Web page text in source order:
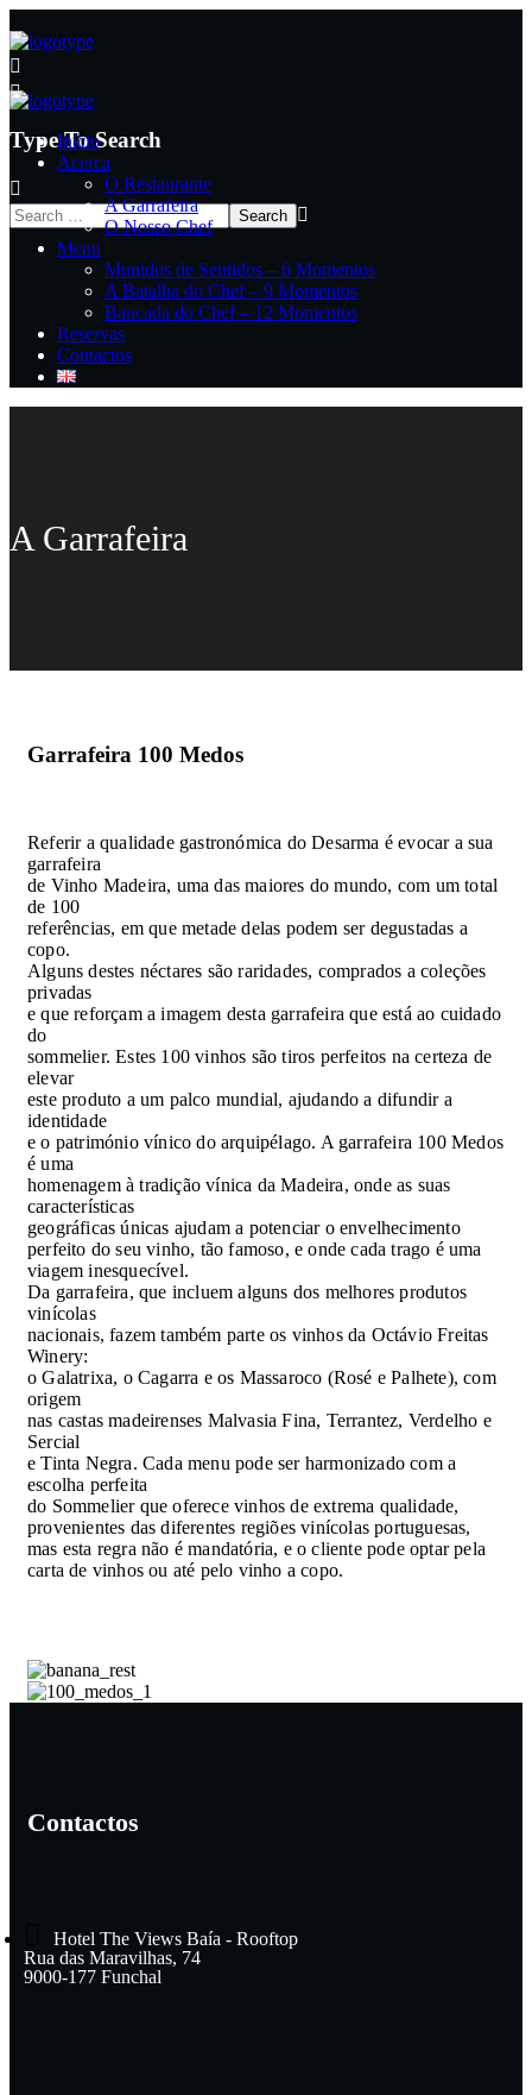
Type To Search
Início
Acerca
O Restaurante
A Garrafeira
O Nosso Chef
Menu
Munidos de Sentidos – 6 Momentos
A Batalha do Chef – 9 Momentos
Bancada do Chef – 12 Momentos
Reservas
Contactos
A Garrafeira
Garrafeira 100 Medos
Referir a qualidade gastronómica do Desarma é evocar a sua
garrafeira
de Vinho Madeira, uma das maiores do mundo, com um total
de 100
referências, em que metade delas podem ser degustadas a
copo.
Alguns destes néctares são raridades, comprados a coleções
privadas
e que reforçam a imagem desta garrafeira que está ao cuidado
do
sommelier. Estes 100 vinhos são tiros perfeitos na certeza de
elevar
este produto a um palco mundial, ajudando a difundir a
identidade
e o património vínico do arquipélago. A garrafeira 100 Medos
é uma
homenagem à tradição vínica da Madeira, onde as suas
características
geográficas únicas ajudam a potenciar o envelhecimento
perfeito do seu vinho, tão famoso, e onde cada trago é uma
viagem inesquecível.
Da garrafeira, que incluem alguns dos melhores produtos
vinícolas
nacionais, fazem também parte os vinhos da Octávio Freitas
Winery:
o Galatrixa, o Cagarra e os Massaroco (Rosé e Palhete), com
origem
nas castas madeirenses Malvasia Fina, Terrantez, Verdelho e
Sercial
e Tinta Negra. Cada menu pode ser harmonizado com a
escolha perfeita
do Sommelier que oferece vinhos de extrema qualidade,
provenientes das diferentes regiões vinícolas portuguesas,
mas esta regra não é mandatória, e o cliente pode optar pela
carta de vinhos ou até pelo vinho a copo.
Contactos
Hotel The Views Baía - Rooftop
Rua das Maravilhas, 74
9000-177 Funchal